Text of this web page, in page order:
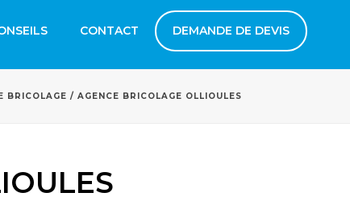
CONTACT DEMANDE DE DEVIS
BRICOLAGE / AGENCE BRICOLAGE OLLIOULES